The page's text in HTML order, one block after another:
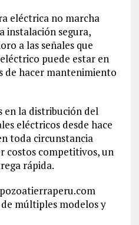
eléctrica no marcha
instalación segura,
a las señales que
puede estar en
de hacer mantenimiento
en la distribución del
eléctricos desde hace
toda circunstancia
costos competitivos, un
rápida.
múltiples modelos y